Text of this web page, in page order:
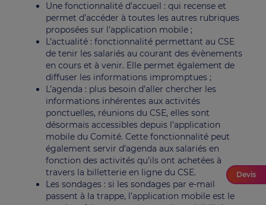
Une fonctionnalité d’accueil : qui recense et
permet d’accéder à toutes les autres rubriques
proposées sur l’application mobile ;
L’actualité : fonctionnalité permettant au CSE
de tenir les salariés au courant des évènements
en cours et à venir. Elle permet également de
diffuser les informations impromptues ;
L’agenda : plus besoin d’aller chercher les
informations inhérentes aux activités
ponctuelles, réunions du CSE, elles sont
désormais accessibles depuis l’application
mobile du Comité. Cette fonctionnalité peut
également servir d’agenda aux salariés en
fonction des activités qu’ils ont achetées à
travers la billetterie en ligne du CSE.
Les sondages : si les sondages par e-mail
passent à la trappe, l’application mobile est le
Devis